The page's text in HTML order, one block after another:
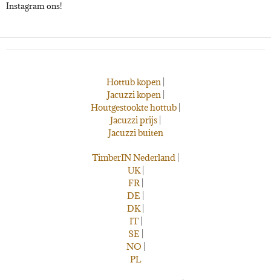
Instagram ons!
Hottub kopen
Jacuzzi kopen|
Houtgestookte hottub
Jacuzzi prijs
Jacuzzi buiten
TimberIN Nederland
UK|
FR|
DE
DK|
IT|
SE
NO
PL